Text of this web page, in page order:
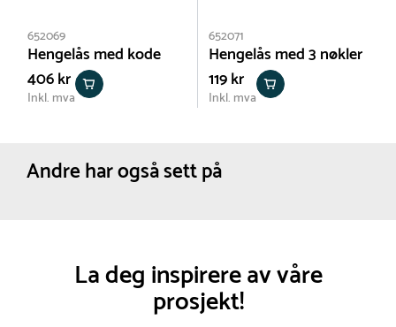
652069
Hengelås med kode
406 kr
Inkl. mva
652071
Hengelås med 3 nøkler
119 kr
Inkl. mva
Andre har også sett på
La deg inspirere av våre
prosjekt!